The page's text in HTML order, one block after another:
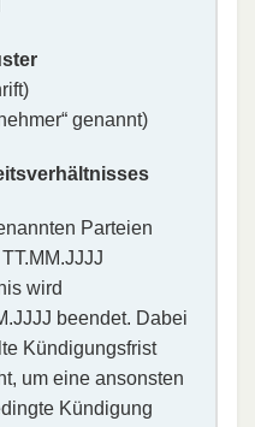
genannt)
Parteien
wird
beendet. Dabei
Kündigungsfrist
um eine ansonsten
Kündigung